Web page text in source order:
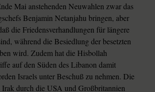
Mai anstehenden Neuwahlen zwar das
Benjamin Netanjahu bringen, aber
die Friedensverhandlungen für längere
während die Besiedlung der besetzten
wird. Zudem hat die Hisbollah
auf den Süden des Libanon damit
Israels unter Beschuß zu nehmen. Die
Irak durch die USA und Großbritannien